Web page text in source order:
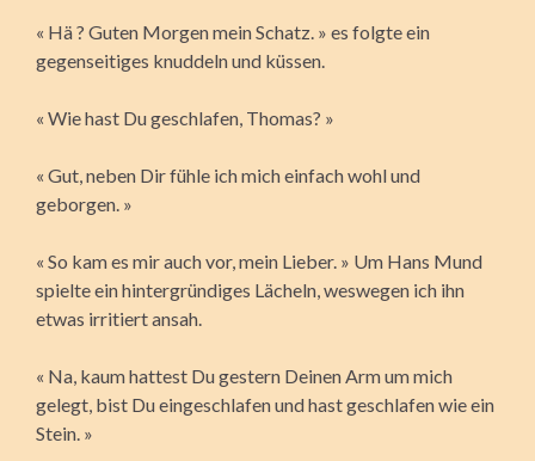
« Hä ? Guten Morgen mein Schatz. » es folgte ein
gegenseitiges knuddeln und küssen.
« Wie hast Du geschlafen, Thomas? »
« Gut, neben Dir fühle ich mich einfach wohl und
geborgen. »
« So kam es mir auch vor, mein Lieber. » Um Hans Mund
spielte ein hintergründiges Lächeln, weswegen ich ihn
etwas irritiert ansah.
« Na, kaum hattest Du gestern Deinen Arm um mich
gelegt, bist Du eingeschlafen und hast geschlafen wie ein
Stein. »